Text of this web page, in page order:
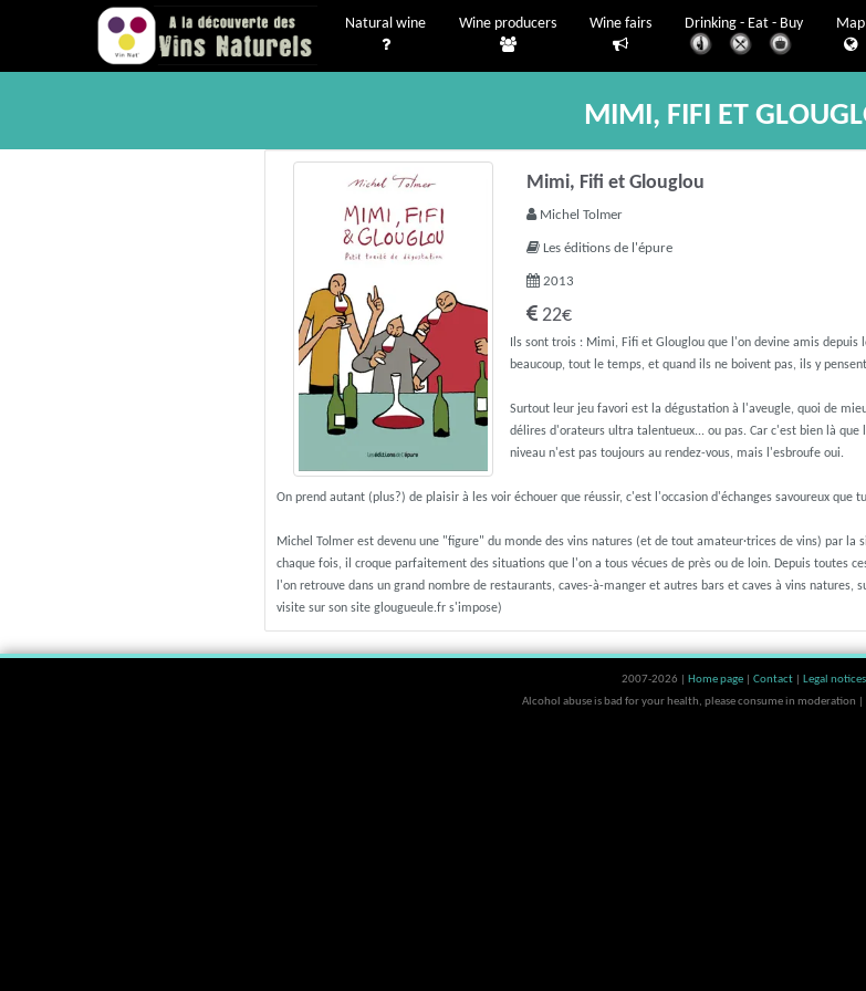
Natural wine Wine producers Wine fairs Drinking - Eat - Buy Map
MIMI, FIFI ET
Mimi, Fifi et Glouglou
Michel Tolmer
Les éditions de l'épure
2013
22€
Ils sont trois : Mimi, Fifi et Glouglou que l'on devine amis
beaucoup, tout le temps, et quand ils ne boivent pas, ils y
Surtout leur jeu favori est la dégustation à l'aveugle, quoi de
délires d'orateurs ultra talentueux... ou pas. Car c'est bien là
niveau n'est pas toujours au rendez-vous, mais l'esbroufe oui.
On prend autant (plus?) de plaisir à les voir échouer que réussir, c'est l'occasion d'échanges savoureux que
Michel Tolmer est devenu une "figure" du monde des vins natures (et de tout amateur·trices de vins) par
chaque fois, il croque parfaitement des situations que l'on a tous vécues de près ou de loin. Depuis toutes
l'on retrouve dans un grand nombre de restaurants, caves-à-manger et autres bars et caves à vins natures,
visite sur son site glougueule.fr s'impose)
2007-2026 | Home page Contact
Legal notices
Alcohol abuse is bad for your health, please consume in moderation